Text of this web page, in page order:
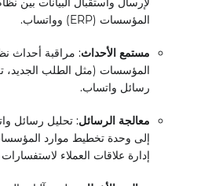
المؤسسات (ERP) وواتساب.
مستمع الأحداث: مراقبة أحداث
المؤسسات (مثل الطلب الجديد،
رسائل واتساب.
معالجة الرسائل: تحليل رسائل
إلى وحدة تخطيط موارد
إدارة علاقات العملاء لاستفسارات